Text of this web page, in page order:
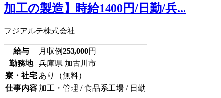
加工の製造】時給1400円/日勤/兵...
フジアルテ株式会社
給与 月収例253,000円
勤務地
兵庫県 加古川市
寮・社宅 あり（無料）
仕事内容 加工・管理 / 食品系工場 / 日勤